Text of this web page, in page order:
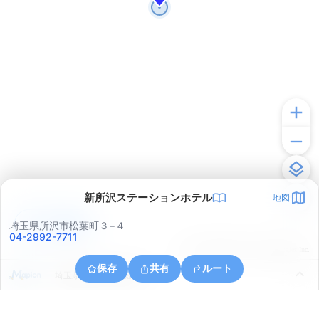
新所沢ステーションホテル 地図
埼玉県所沢市松葉町３−４
04-2992-7711
保存 共有 ルート
埼玉県狭山市大字堀兼
アプリで見る